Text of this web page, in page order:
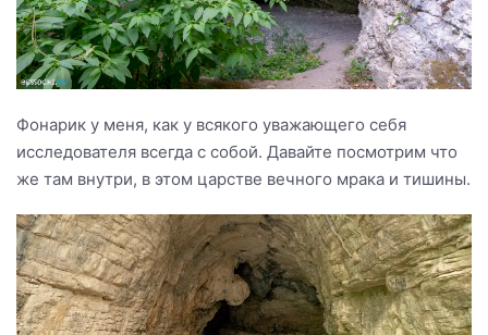
Фонарик у меня, как у всякого уважающего себя
исследователя всегда с собой. Давайте посмотрим что
же там внутри, в этом царстве вечного мрака и тишины.